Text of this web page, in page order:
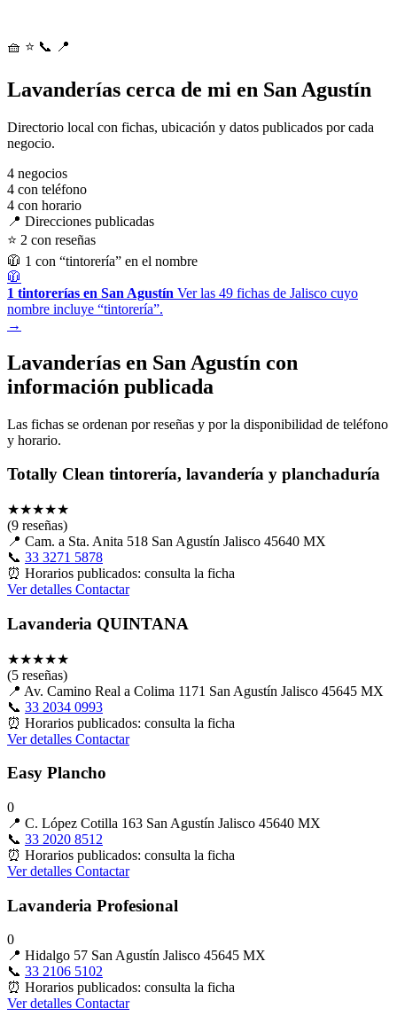
🧺 ⭐ 📞 📍
Lavanderías cerca de mi en San Agustín
Directorio local con fichas, ubicación y datos publicados por cada
negocio.
4 negocios
4 con teléfono
4 con horario
📍 Direcciones publicadas
⭐ 2 con reseñas
🧥 1 con “tintorería” en el nombre
🧥
1 tintorerías en San Agustín Ver las 49 fichas de Jalisco cuyo
nombre incluye “tintorería”.
→
Lavanderías en San Agustín con
información publicada
Las fichas se ordenan por reseñas y por la disponibilidad de teléfono
y horario.
Totally Clean tintorería, lavandería y planchaduría
★★★★★
(9 reseñas)
📍 Cam. a Sta. Anita 518 San Agustín Jalisco 45640 MX
📞 33 3271 5878
⏰ Horarios publicados: consulta la ficha
Ver detalles Contactar
Lavanderia QUINTANA
★★★★★
(5 reseñas)
📍 Av. Camino Real a Colima 1171 San Agustín Jalisco 45645 MX
📞 33 2034 0993
⏰ Horarios publicados: consulta la ficha
Ver detalles Contactar
Easy Plancho
0
📍 C. López Cotilla 163 San Agustín Jalisco 45640 MX
📞 33 2020 8512
⏰ Horarios publicados: consulta la ficha
Ver detalles Contactar
Lavanderia Profesional
0
📍 Hidalgo 57 San Agustín Jalisco 45645 MX
📞 33 2106 5102
⏰ Horarios publicados: consulta la ficha
Ver detalles Contactar